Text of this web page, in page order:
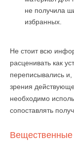
не получила
избранных.
Не стоит всю
расценивать как
переписывались
зрения
необходимо
сопоставлять
Вещественные